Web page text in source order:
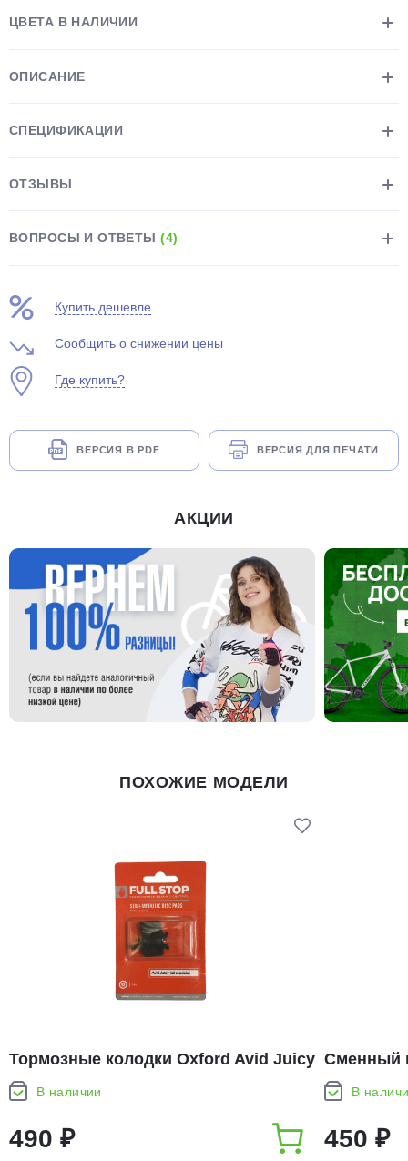
ЦВЕТА В НАЛИЧИИ
ОПИСАНИЕ
СПЕЦИФИКАЦИИ
ОТЗЫВЫ
ВОПРОСЫ И ОТВЕТЫ(4)
Купить дешевле
Сообщить о снижении цены
Где купить?
ВЕРСИЯ В PDF ВЕРСИЯ ДЛЯ ПЕЧАТИ
АКЦИИ
ПОХОЖИЕ МОДЕЛИ
Тормозные колодки Oxford Avid Juicy
(all models) Disc Pads (DP309)
В наличии
490 ₽
Сменный
В
450 ₽